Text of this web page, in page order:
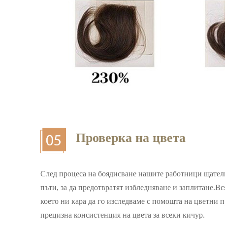
Проверка на цвета
След процеса на боядисване нашите работници
пъти, за да предотвратят избледняване и
което ни кара да го изследваме с помощта на цветни
прецизна консистенция на цвета за всеки кичур.